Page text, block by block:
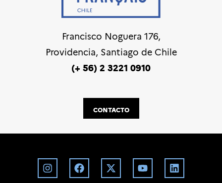
Francisco Noguera 176,
Providencia, Santiago de Chile
(+ 56) 2 3221 0910
CONTACTO